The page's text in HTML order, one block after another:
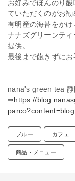
お好みでほんのり
ていただくのがお勧
有明産の海苔をかけ
ナナズグリーンテ
提供。 ​
最後まで飽きずにお
nana's green tea 静
⇒https://
parco?content=blog
ブルー カフェ
商品・メニュー